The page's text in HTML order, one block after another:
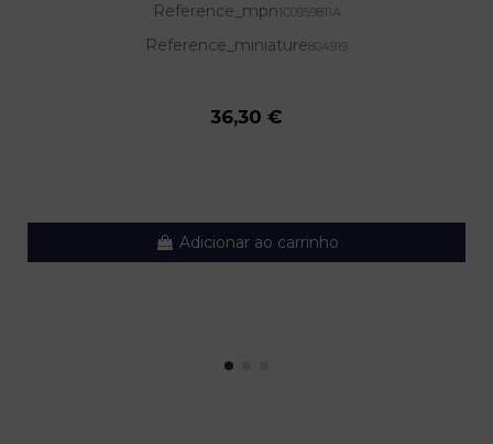
Reference_mpn1C0959811A
Reference_miniature804919
36,30 €
Adicionar ao carrinho